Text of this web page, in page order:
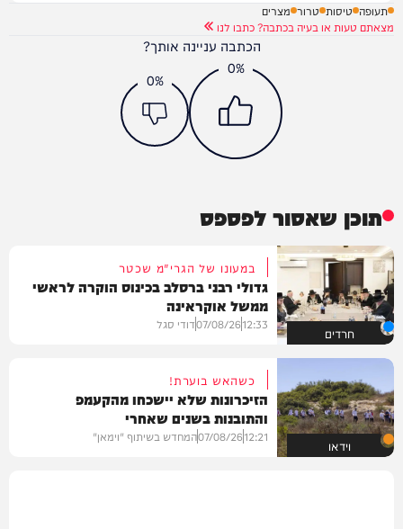
תעופה טיסות טרור מצרים
מצאתם טעות או בעיה בכתבה? כתבו לנו
הכתבה עניינה אותך?
0%
0%
תוכן שאסור לפספס
חרדים
במעונו של הגרי"מ שכטר
גדולי רבני ברסלב בכינוס הוקרה לראשי
ממשל אוקראינה
12:33
07/08/26דודי סגל
וידאו
כשהאש בוערת!
הזיכרונות שלא יישכחו מהקעמפ
והתובנות בשנים שאחרי
12:21
07/08/26המחדש בשיתוף "וימאן"